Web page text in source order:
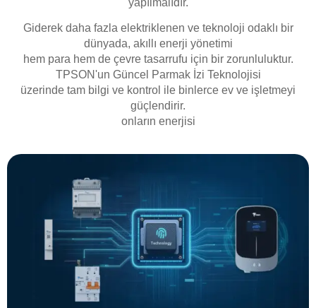
yapılmalıdır.
Giderek daha fazla elektriklenen ve teknoloji odaklı bir
dünyada, akıllı enerji yönetimi
hem para hem de çevre tasarrufu için bir zorunluluktur.
TPSON'un Güncel Parmak İzi Teknolojisi
üzerinde tam bilgi ve kontrol ile binlerce ev ve işletmeyi
güçlendirir.
onların enerjisi